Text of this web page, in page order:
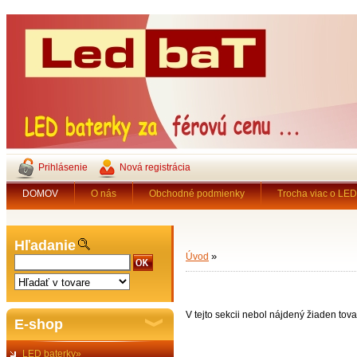
Prihlásenie Nová registrácia
DOMOV O nás Obchodné podmienky Trocha viac o
Hľadanie
E-shop
LED baterky»
Úvod »
V tejto sekcii nebol nájdený žiaden